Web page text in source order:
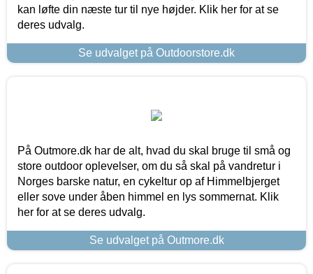
kan løfte din næste tur til nye højder. Klik her for at se
deres udvalg.
Se udvalget på Outdoorstore.dk
På Outmore.dk har de alt, hvad du skal bruge til små og
store outdoor oplevelser, om du så skal på vandretur i
Norges barske natur, en cykeltur op af Himmelbjerget
eller sove under åben himmel en lys sommernat. Klik
her for at se deres udvalg.
Se udvalget på Outmore.dk